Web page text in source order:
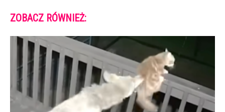
ZOBACZ RÓWNIEŻ: